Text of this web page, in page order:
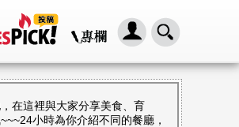
在這裡與大家分享美食、育
小時為你介紹不同的餐廳，